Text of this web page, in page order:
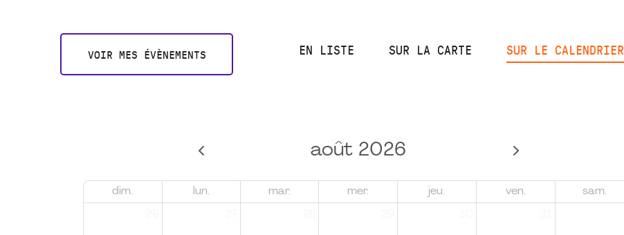
VOIR MES ÉVÈNEMENTS EN LISTE SUR LA CARTE SUR LE CALENDRIER
août 2026
dim. lun. mar. mer. jeu. ven. sam.